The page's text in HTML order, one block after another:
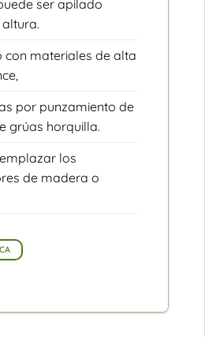
ser apilado
con materiales de alta
por punzamiento de
grúas horquilla.
los
de madera o